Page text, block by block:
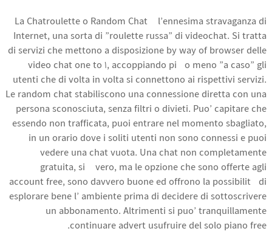
La Chatroulette o Random Chat è l’ennesima stravaganza di
Internet, una sorta di ”roulette russa” di videochat. Si tratta
di servizi che mettono a disposizione by way of browser delle
video chat one to 1, accoppiando più o meno ”a caso” gli
utenti che di volta in volta si connettono ai rispettivi servizi.
Le random chat stabiliscono una connessione diretta con una
persona sconosciuta, senza filtri o divieti. Puo’ capitare che
essendo non trafficata, puoi entrare nel momento sbagliato,
in un orario dove i soliti utenti non sono connessi e puoi
vedere una chat vuota. Una chat non completamente
gratuita, si è vero, ma le opzione che sono offerte agli
account free, sono davvero buone ed offrono la possibilità di
esplorare bene l’ ambiente prima di decidere di sottoscrivere
un abbonamento. Altrimenti si puo’ tranquillamente
continuare advert usufruire del solo piano free.